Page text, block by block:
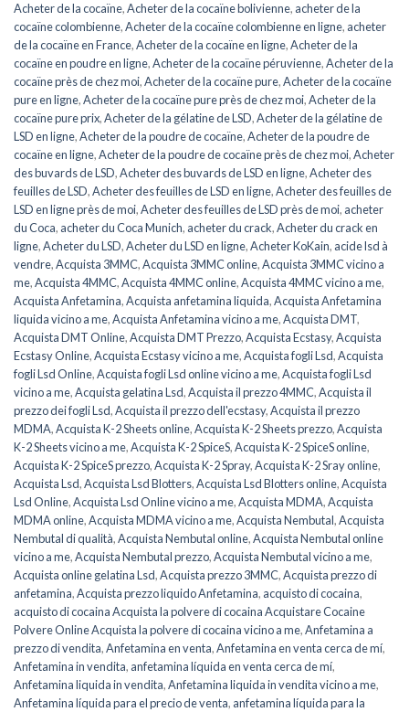
Acheter de la cocaïne,Acheter de la cocaïne bolivienne, acheter de la
cocaïne colombienne,Acheter de la cocaïne colombienne en ligne, acheter
de la cocaïne en France,Acheter de la cocaïne en ligne,Acheter de la
cocaïne en poudre en ligne,Acheter de la cocaïne péruvienne,Acheter de la
cocaïne près de chez moi,Acheter de la cocaïne pure,Acheter de la cocaïne
pure en ligne,Acheter de la cocaïne pure près de chez moi,Acheter de la
cocaïne pure prix,Acheter de la gélatine de LSD,Acheter de la gélatine de
LSD en ligne,Acheter de la poudre de cocaïne,Acheter de la poudre de
cocaïne en ligne,Acheter de la poudre de cocaïne près de chez moi,Acheter
des buvards de LSD,Acheter des buvards de LSD en ligne,Acheter des
feuilles de LSD,Acheter des feuilles de LSD en ligne,Acheter des feuilles de
LSD en ligne près de moi,Acheter des feuilles de LSD près de moi, acheter
du Coca, acheter du Coca Munich, acheter du crack,Acheter du crack en
ligne,Acheter du LSD,Acheter du LSD en ligne,Acheter KoKain, acide lsd à
vendre,Acquista 3MMC,Acquista 3MMC online,Acquista 3MMC vicino a
me,Acquista 4MMC,Acquista 4MMC online,Acquista 4MMC vicino a me,
Acquista Anfetamina,Acquista anfetamina liquida,Acquista Anfetamina
liquida vicino a me,Acquista Anfetamina vicino a me,Acquista DMT,
Acquista DMT Online,Acquista DMT Prezzo,Acquista Ecstasy,Acquista
Ecstasy Online,Acquista Ecstasy vicino a me,Acquista fogli Lsd,Acquista
fogli Lsd Online,Acquista fogli Lsd online vicino a me,Acquista fogli Lsd
vicino a me,Acquista gelatina Lsd,Acquista il prezzo 4MMC,Acquista il
prezzo dei fogli Lsd,Acquista il prezzo dell'ecstasy,Acquista il prezzo
MDMA,Acquista K-2 Sheets online,Acquista K-2 Sheets prezzo,Acquista
K-2 Sheets vicino a me,Acquista K-2 SpiceS,Acquista K-2 SpiceS online,
Acquista K-2 SpiceS prezzo,Acquista K-2 Spray,Acquista K-2 Sray online,
Acquista Lsd,Acquista Lsd Blotters,Acquista Lsd Blotters online,Acquista
Lsd Online,Acquista Lsd Online vicino a me,Acquista MDMA,Acquista
MDMA online,Acquista MDMA vicino a me,Acquista Nembutal,Acquista
Nembutal di qualità,Acquista Nembutal online,Acquista Nembutal online
vicino a me,Acquista Nembutal prezzo,Acquista Nembutal vicino a me,
Acquista online gelatina Lsd,Acquista prezzo 3MMC,Acquista prezzo di
anfetamina,Acquista prezzo liquido Anfetamina, acquisto di cocaina,
acquisto di cocaina Acquista la polvere di cocaina Acquistare Cocaine
Polvere Online Acquista la polvere di cocaina vicino a me,Anfetamina a
prezzo di vendita,Anfetamina en venta,Anfetamina en venta cerca de mí,
Anfetamina in vendita, anfetamina líquida en venta cerca de mí,
Anfetamina liquida in vendita,Anfetamina liquida in vendita vicino a me,
Anfetamina líquida para el precio de venta, anfetamina líquida para la